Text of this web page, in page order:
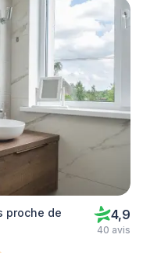
proche de
4,9
40 avis